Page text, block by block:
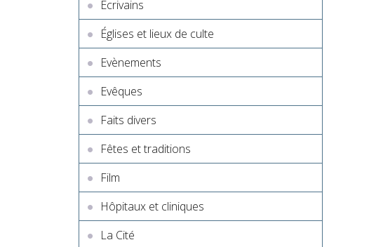
Ecrivains
Églises et lieux de culte
Evènements
Evêques
Faits divers
Fêtes et traditions
Film
Hôpitaux et cliniques
La Cité